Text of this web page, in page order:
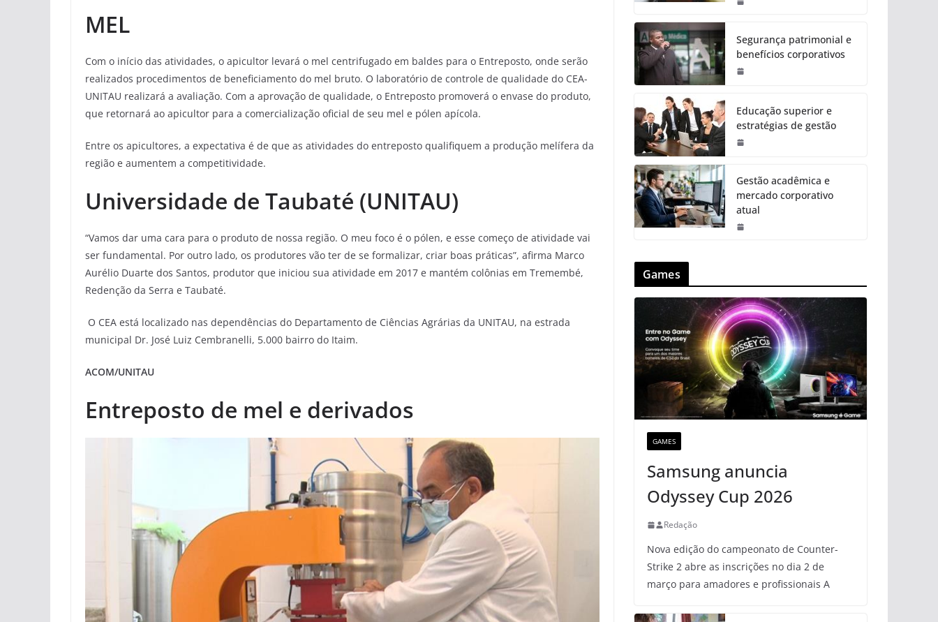
MEL
Com o início das atividades, o apicultor levará o mel centrifugado em baldes para o Entreposto, onde serão
realizados procedimentos de beneficiamento do mel bruto. O laboratório de controle de qualidade do CEA-
UNITAU realizará a avaliação. Com a aprovação de qualidade, o Entreposto promoverá o envase do produto,
que retornará ao apicultor para a comercialização oficial de seu mel e pólen apícola.
Entre os apicultores, a expectativa é de que as atividades do entreposto qualifiquem a produção melífera da
região e aumentem a competitividade.
Universidade de Taubaté (UNITAU)
“Vamos dar uma cara para o produto de nossa região. O meu foco é o pólen, e esse começo de atividade vai
ser fundamental. Por outro lado, os produtores vão ter de se formalizar, criar boas práticas”, afirma Marco
Aurélio Duarte dos Santos, produtor que iniciou sua atividade em 2017 e mantém colônias em Tremembé,
Redenção da Serra e Taubaté.
O CEA está localizado nas dependências do Departamento de Ciências Agrárias da UNITAU, na estrada
municipal Dr. José Luiz Cembranelli, 5.000 bairro do Itaim.
ACOM/UNITAU
Entreposto de mel e derivados
Segurança patrimonial e
benefícios corporativos
Educação superior e
estratégias de gestão
Gestão acadêmica e
mercado corporativo
atual
Games
GAMES
Samsung anuncia
Odyssey Cup 2026
Redação
Nova edição do campeonato de Counter-
Strike 2 abre as inscrições no dia 2 de
março para amadores e profissionais A